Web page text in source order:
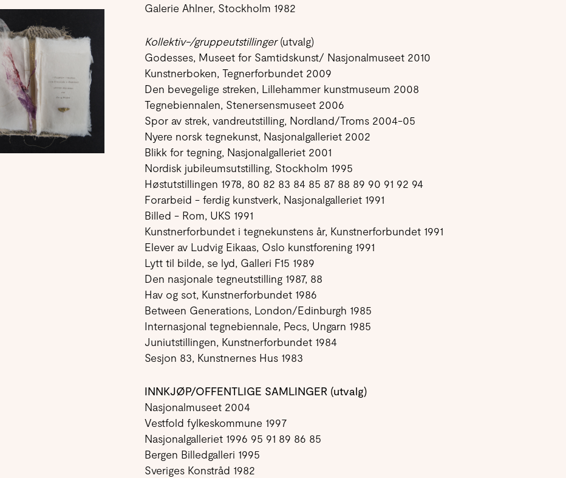
Galerie Ahlner, Stockholm 1982
Kollektiv-/gruppeutstillinger(utvalg)
Godesses, Museet for Samtidskunst/ Nasjonalmuseet 2010
Kunstnerboken, Tegnerforbundet 2009
Den bevegelige streken, Lillehammer kunstmuseum 2008
Tegnebiennalen, Stenersensmuseet 2006
Spor av strek, vandreutstilling, Nordland/Troms 2004-05
Nyere norsk tegnekunst, Nasjonalgalleriet 2002
Blikk for tegning, Nasjonalgalleriet 2001
Nordisk jubileumsutstilling, Stockholm 1995
Høstutstillingen 1978, 80 82 83 84 85 87 88 89 90 91 92 94
Forarbeid - ferdig kunstverk, Nasjonalgalleriet 1991
Billed - Rom, UKS 1991
Kunstnerforbundet i tegnekunstens år, Kunstnerforbundet 1991
Elever av Ludvig Eikaas, Oslo kunstforening 1991
Lytt til bilde, se lyd, Galleri F15 1989
Den nasjonale tegneutstilling 1987, 88
Hav og sot, Kunstnerforbundet 1986
Between Generations, London/Edinburgh 1985
Internasjonal tegnebiennale, Pecs, Ungarn 1985
Juniutstillingen, Kunstnerforbundet 1984
Sesjon 83, Kunstnernes Hus 1983
INNKJØP/OFFENTLIGE SAMLINGER (utvalg)
Nasjonalmuseet 2004
Vestfold fylkeskommune 1997
Nasjonalgalleriet 1996 95 91 89 86 85
Bergen Billedgalleri 1995
Sveriges Konstråd 1982